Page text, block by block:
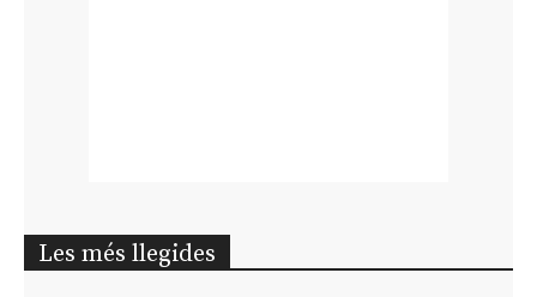
Les més llegides